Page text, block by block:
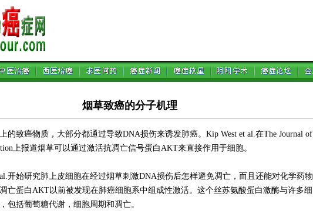
烟草致癌的分子机理
的致癌物质，大部分都通过导致DNA损伤来诱发肺癌。Kip West et al.在The Journal of
上报道烟草可以通过激活抗凋亡信号蛋白AKT来直接作用于细胞。
始研究肺上皮细胞在经过烟草刺激DNA损伤后怎样避免凋亡，而且还能对化学药物
亡蛋白AKT以前被发现在肺癌细胞系中组成性激活。这个丝苏氨酸蛋白激酶与许多细
包括葡萄糖代谢，细胞周期和凋亡。